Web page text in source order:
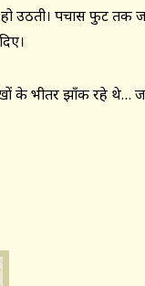
उठती। पचास फुट तक
भीतर झाँक रहे थे… जहाँ